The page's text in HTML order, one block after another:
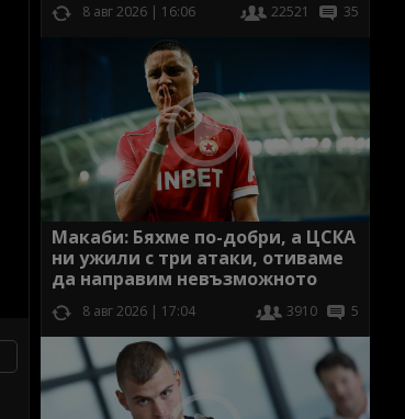
8 авг 2026 | 16:06 22521 35
Макаби: Бяхме по-добри, а ЦСКА
ни ужили с три атаки, отиваме
да направим невъзможното
8 авг 2026 | 17:04 3910 5